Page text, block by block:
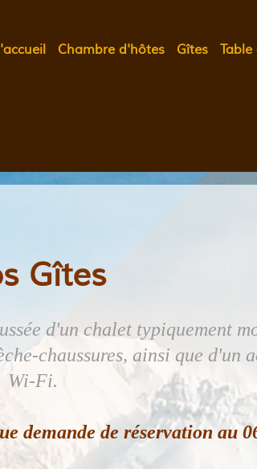
Chambre d'hôtes Gîtes
Gîtes
d'un chalet typiquement
chaussures, ainsi que d'un
Wi-Fi.
demande de réservation au